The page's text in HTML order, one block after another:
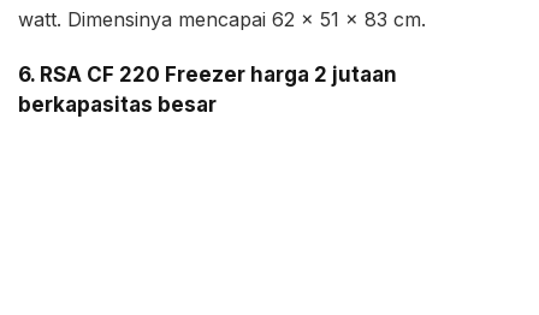
watt. Dimensinya mencapai 62 x 51 x 83 cm.
6. RSA CF 220 Freezer harga 2 jutaan
berkapasitas besar